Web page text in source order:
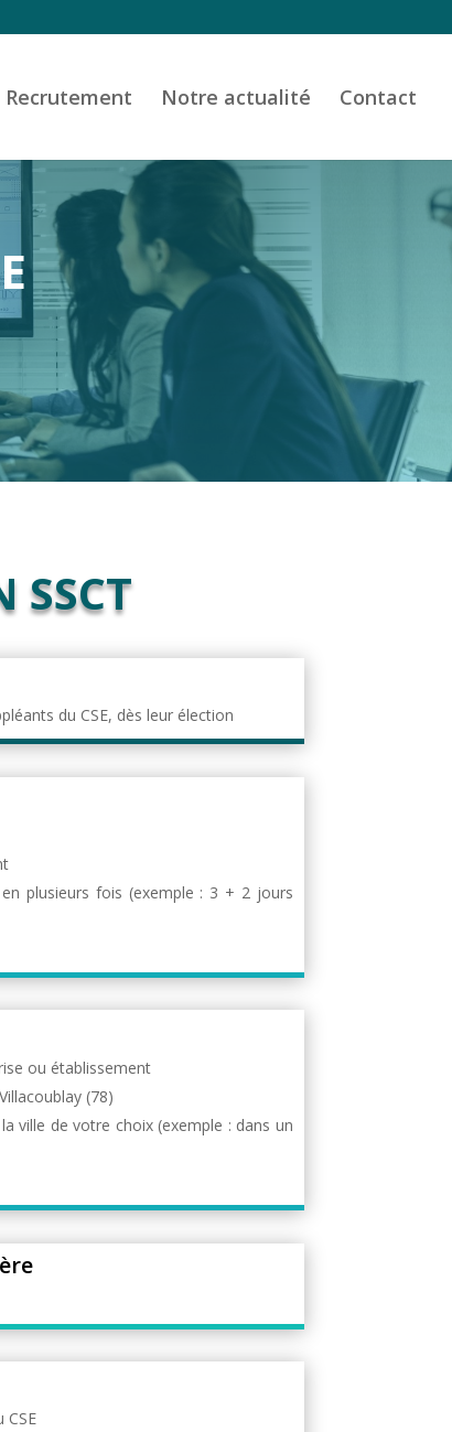
Recrutement Notre actualité Contact
SSCT
du CSE, dès leur élection
plusieurs fois (exemple : 3 + 2 jours
ou établissement
(78)
ville de votre choix (exemple : dans un